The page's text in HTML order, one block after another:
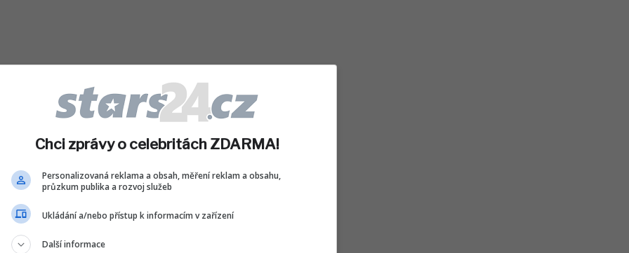
Alžběta II. nebyla nadšená ze samotné
údajně radila, aby sňatek o rok
Nelíbily se jí ani nevěstiny šaty,
bílé“ a střihově neforemné. Princ Philip
a označoval ji pouze jako „tu
princ Charles Harrymu radil, ať si s
Chci zprávy o celebritách ZDARMA!
Personalizovaná reklama a obsah, měření reklam a obsahu,
průzkum publika a rozvoj služeb
Ukládání a/nebo přístup k informacím v zařízení
Další informace